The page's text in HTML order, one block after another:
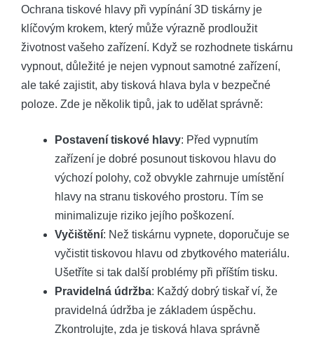
Ochrana tiskové hlavy při vypínání 3D tiskárny je
klíčovým krokem, který může výrazně prodloužit
životnost vašeho zařízení. Když se rozhodnete tiskárnu
vypnout, důležité je nejen vypnout samotné zařízení,
ale také zajistit, aby tisková hlava byla v bezpečné
poloze. Zde je několik tipů, jak to udělat správně:
Postavení tiskové hlavy: Před vypnutím
zařízení je dobré posunout tiskovou hlavu do
výchozí polohy, což obvykle zahrnuje umístění
hlavy na stranu tiskového prostoru. Tím se
minimalizuje riziko jejího poškození.
Vyčištění: Než tiskárnu vypnete, doporučuje se
vyčistit tiskovou hlavu od zbytkového materiálu.
Ušetříte si tak další problémy při příštím tisku.
Pravidelná údržba: Každý dobrý tiskař ví, že
pravidelná údržba je základem úspěchu.
Zkontrolujte, zda je tisková hlava správně